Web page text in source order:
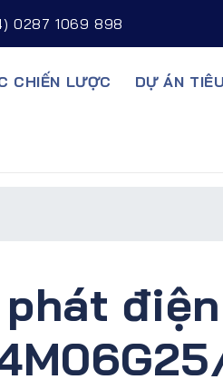
0287 1069 898
CHIẾN LƯỢC DỰ ÁN